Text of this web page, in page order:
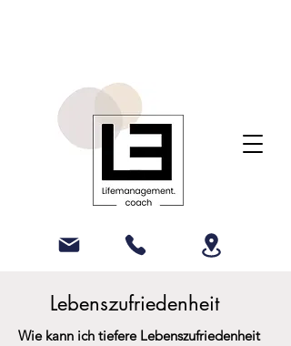
Lebenszufriedenheit
Wie kann ich tiefere Lebenszufriedenheit